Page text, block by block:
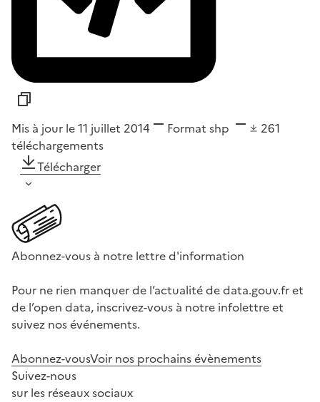
Mis à jour le 11 juillet 2014 Format shp
261
téléchargements
Télécharger
Abonnez-vous à notre lettre d'information
Pour ne rien manquer de l’actualité de data.gouv.fr et
de l’open data, inscrivez-vous à notre infolettre et
suivez nos événements.
Abonnez-vousVoir nos prochains évènements
Suivez-nous
sur les réseaux sociaux